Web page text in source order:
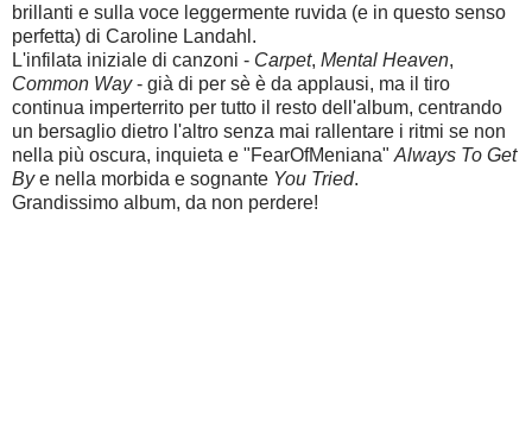
brillanti e sulla voce leggermente ruvida (e in questo senso
perfetta) di Caroline Landahl .
L'infilata iniziale di canzoni - Carpet, Mental Heaven,
Common Way- già di per sè è da applausi, ma il tiro
continua imperterrito per tutto il resto dell'album, centrando
un bersaglio dietro l'altro senza mai rallentare i ritmi se non
nella più oscura, inquieta e "FearOfMeniana" Always To Get
Bye nella morbida e sognante You Tried.
Grandissimo album, da non perdere!